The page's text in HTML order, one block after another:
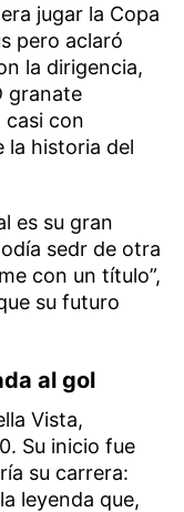
jugar la Copa
pero aclaró
la dirigencia,
granate
casi con
la historia del
es su gran
sedr de otra
con un título”,
su futuro
al gol
Vista,
Su inicio fue
su carrera:
leyenda que,